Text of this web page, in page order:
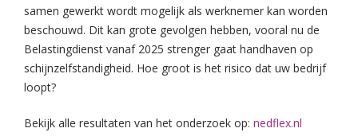
samen gewerkt wordt mogelijk als werknemer kan worden
beschouwd. Dit kan grote gevolgen hebben, vooral nu de
Belastingdienst vanaf 2025 strenger gaat handhaven op
schijnzelfstandigheid. Hoe groot is het risico dat uw bedrijf
loopt?
Bekijk alle resultaten van het onderzoek op: nedflex.nl